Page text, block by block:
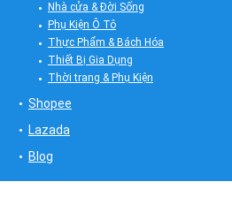
Nhà cửa & Đời Sống
Phụ Kiện Ô Tô
Thực Phẩm & Bách Hóa
Thiết Bị Gia Dụng
Thời trang & Phụ Kiện
Shopee
Lazada
Blog